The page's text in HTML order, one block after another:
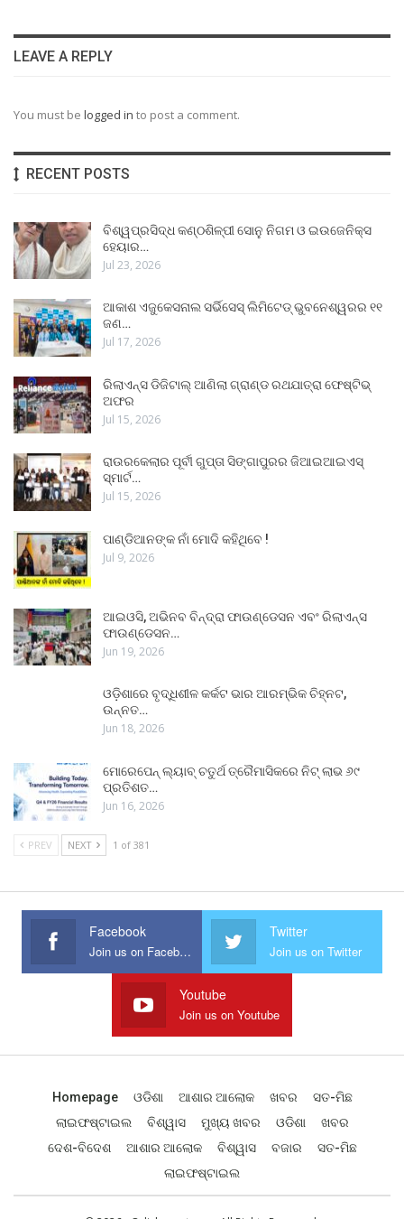
LEAVE A REPLY
You must be logged in to post a comment.
RECENT POSTS
ବିଶ୍ୱପ୍ରସିଦ୍ଧ କଣ୍ଠଶିଳ୍ପୀ ସୋନୁ ନିଗମ ଓ ଇଉଜେନିକ୍ସ
ହେୟାର…
Jul 23, 2026
ଆକାଶ ଏଜୁକେସନାଲ ସର୍ଭିସେସ୍ ଲିମିଟେଡ୍ ଭୁବନେଶ୍ୱରର ୧୧
ଜଣ…
Jul 17, 2026
ରିଲାଏନ୍ସ ଡିଜିଟାଲ୍ ଆଣିଲା ଗ୍ରାଣ୍ଡ ରଥଯାତ୍ରା ଫେଷ୍ଟିଭ୍
ଅଫର
Jul 15, 2026
ରାଉରକେଲାର ପୂର୍ବୀ ଗୁପ୍ତା ସିଙ୍ଗାପୁରର ଜିଆଇଆଇଏସ୍
ସ୍ମାର୍ଟ…
Jul 15, 2026
ପାଣ୍ଡିଆନଙ୍କ ନାଁ ମୋଦି କହିଥିବେ !
Jul 9, 2026
ଆଇଓସି, ଅଭିନବ ବିନ୍ଦ୍ରା ଫାଉଣ୍ଡେସନ ଏବଂ ରିଲାଏନ୍ସ
ଫାଉଣ୍ଡେସନ…
Jun 19, 2026
ଓଡ଼ିଶାରେ ବୃଦ୍ଧିଶୀଳ କର୍କଟ ଭାର ଆରମ୍ଭିକ ଚିହ୍ନଟ,
ଉନ୍ନତ…
Jun 18, 2026
ମୋରେପେନ୍ ଲ୍ୟାବ୍ ଚତୁର୍ଥ ତ୍ରୈମାସିକରେ ନିଟ୍ ଲାଭ ୬୯
ପ୍ରତିଶତ…
Jun 16, 2026
PREV NEXT 1 of 381
Facebook
Join us on Facebook
Twitter
Join us on Twitter
Youtube
Join us on Youtube
Homepage ଓଡିଶା ଆଶାର ଆଲୋକ ଖବର
ସତ-ମିଛ
ଲାଇଫଷ୍ଟାଇଲ
ବିଶ୍ୱାସ ମୁଖ୍ୟ ଖବର ଓଡିଶା
ଖବର
ଦେଶ-ବିଦେଶ
ଆଶାର ଆଲୋକ ବିଶ୍ୱାସ ବଜାର
ସତ-ମିଛ
ଲାଇଫଷ୍ଟାଇଲ